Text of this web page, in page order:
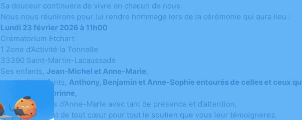
Sa douceur continuera de vivre en chacun de nous.
Nous nous réunirons pour lui rendre hommage lors de la cérémonie qui aura lieu :
Lundi 23 février 2026 à 11h00
Crématorium Etchart
1 Zone d’Activité la Tonnelle
33390 Saint-Martin-Lacaussade
Ses enfants, Jean-Michel et Anne-Marie,
ses petits-enfants, Anthony, Benjamin et Anne-Sophie entourés de celles et ceux
Corinne,
Brunoaux côtés d’Anne-Marie avec tant de présence et d’attention,
vous remercient de tout cœur pour tout le soutien que vous leur témoignerez.